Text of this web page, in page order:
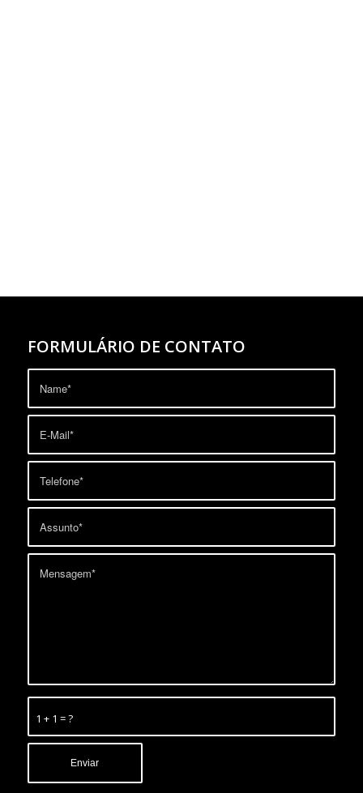
FORMULÁRIO DE CONTATO
1 + 1 = ?